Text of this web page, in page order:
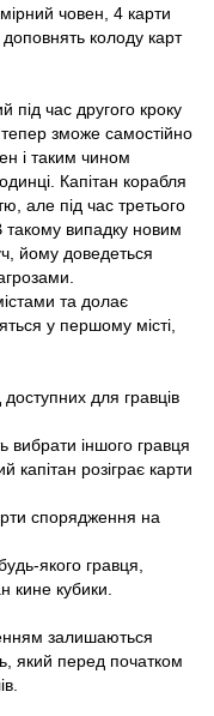
човен, 4 карти
колоду карт
під час другого кроку
зможе самостійно
і таким чином
Капітан корабля
але під час третього
такому випадку новим
йому доведеться
та долає
у першому місті,
для гравців
іншого гравця
капітан розіграє карти
спорядження на
якого гравця,
кине кубики.
залишаються
який перед початком